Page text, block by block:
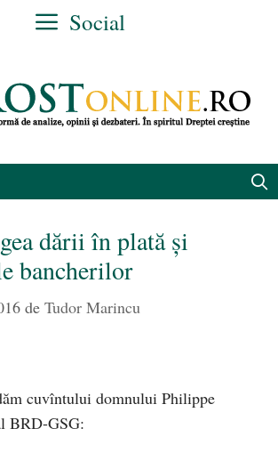
Social
dării în plată și
bancherilor
de Tudor Marincu
cuvîntului domnului Philippe
BRD-GSG: